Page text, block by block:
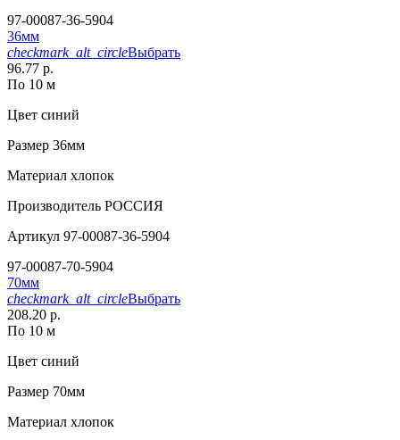
97-00087-36-5904
36мм
checkmark_alt_circleВыбрать
96.77 р.
По 10 м
Цвет синий
Размер 36мм
Материал хлопок
Производитель РОССИЯ
Артикул 97-00087-36-5904
97-00087-70-5904
70мм
checkmark_alt_circleВыбрать
208.20 р.
По 10 м
Цвет синий
Размер 70мм
Материал хлопок